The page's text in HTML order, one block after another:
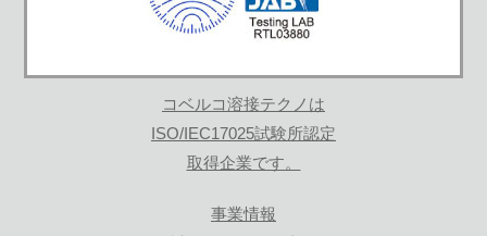
コベルコ溶接テクノは
ISO/IEC17025試験所認定
取得企業です。
事業情報